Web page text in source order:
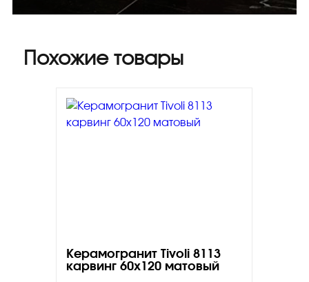
Похожие товары
Керамогранит Tivoli 8113
карвинг 60х120 матовый